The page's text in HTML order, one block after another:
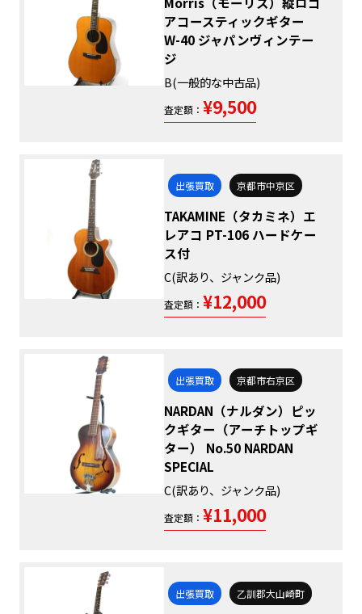
アコースティックギター
W-40 ジャパンヴィンテー
ジ
B(一般的な中古品)
査定額： ¥9,500
出張買取 京都市中京区
TAKAMINE（タカミネ）エ
レアコ PT-106 ハードケー
ス付
C(訳あり、ジャンク品)
査定額： ¥12,000
出張買取 京都市右京区
NARDAN（ナルダン）ピッ
クギター（アーチトップギ
ター） No.50 NARDAN
SPECIAL
C(訳あり、ジャンク品)
査定額： ¥11,000
出張買取 乙訓郡大山崎町